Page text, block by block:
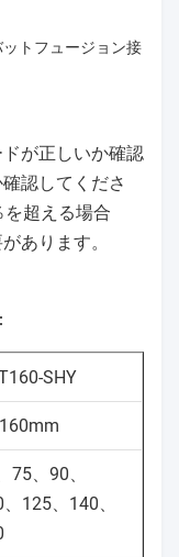
トフュージョン接
が正しいか確認
認してくださ
超える場合
あります。
SHY
75、90、
125、140、